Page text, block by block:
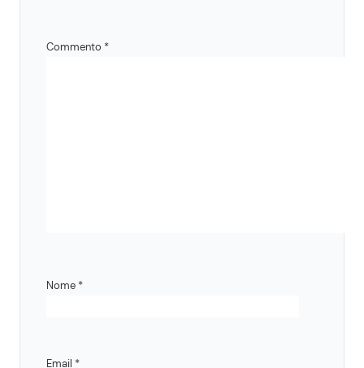
Commento *
Nome *
Email *